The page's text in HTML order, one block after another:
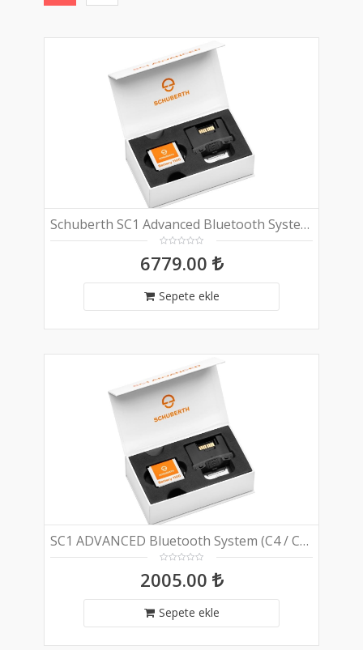
Schuberth SC1 Advanced Bluetooth System (C4 / C4 Pro / R2 Kasklar İçin)
6779.00
Sepete ekle
SC1 ADVANCED Bluetooth System (C4 / C4 Pro ve R2 Kasklar İçin)
2005.00
Sepete ekle